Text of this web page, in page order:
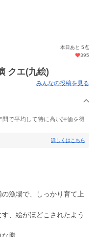
本日あと 5点
395
クエ(九絵)
みんなの投稿を見る
で平均して特に高い評価を得
詳しくはこちら
漁場で、しっかり育て上
、絵がほどこされたよう